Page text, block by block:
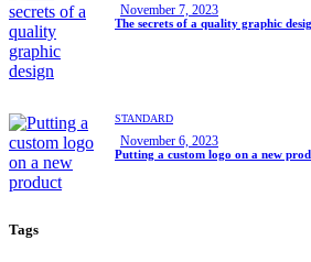
November 7, 2023
The secrets of a quality graphic
STANDARD
November 6, 2023
Putting a custom logo on a new
Tags